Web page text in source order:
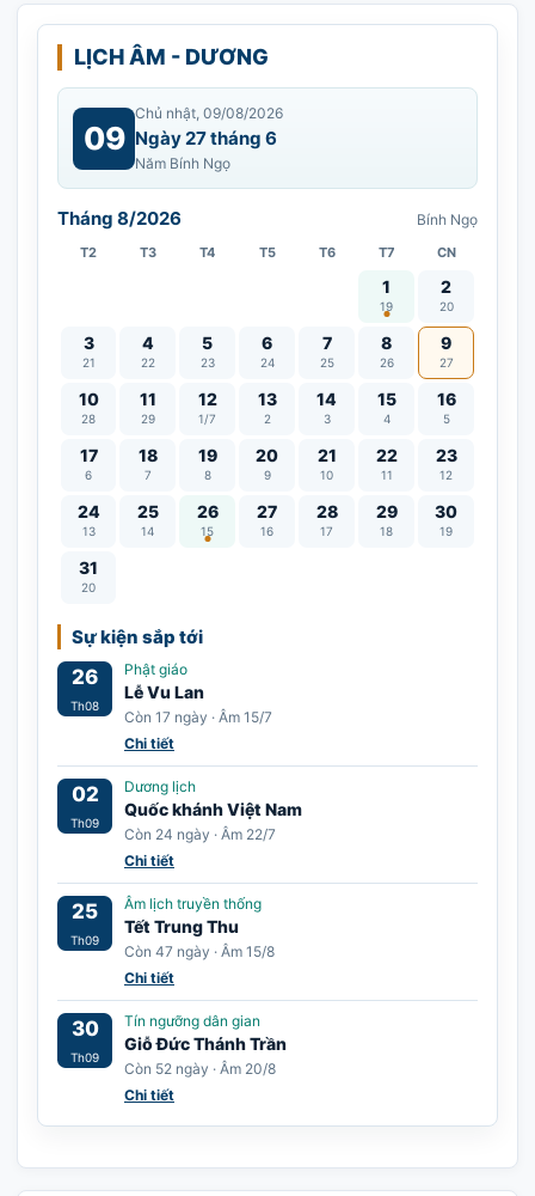
LỊCH ÂM - DƯƠNG
09
Chủ nhật, 09/08/2026
Ngày 27 tháng 6
Năm Bính Ngọ
Tháng 8/2026 Bính Ngọ
T2 T3 T4 T5 T6 T7 CN
1
19
Vía Quán Thế Âm
2
20
3
21
4
22
5
23
6
24
7
25
8
26
9
27
10
28
11
29
12
1/7
13
2
14
3
15
4
16
5
17
6
18
7
19
8
20
9
21
10
22
11
23
12
24
13
25
14
26
15
Lễ Vu Lan 27
16
28
17
29
18
30
19
31
20
Sự kiện sắp tới
26
Th08
Phật giáo
Lễ Vu Lan
Còn 17 ngày · Âm 15/7
Chi tiết
02
Th09
Dương lịch
Quốc khánh Việt Nam
Còn 24 ngày · Âm 22/7
Chi tiết
25
Th09
Âm lịch truyền thống
Tết Trung Thu
Còn 47 ngày · Âm 15/8
Chi tiết
30
Th09
Tín ngưỡng dân gian
Giỗ Đức Thánh Trần
Còn 52 ngày · Âm 20/8
Chi tiết